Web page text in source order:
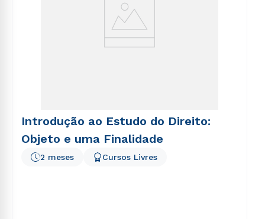
Introdução ao Estudo do Direito:
Objeto e uma Finalidade
2 meses Cursos Livres